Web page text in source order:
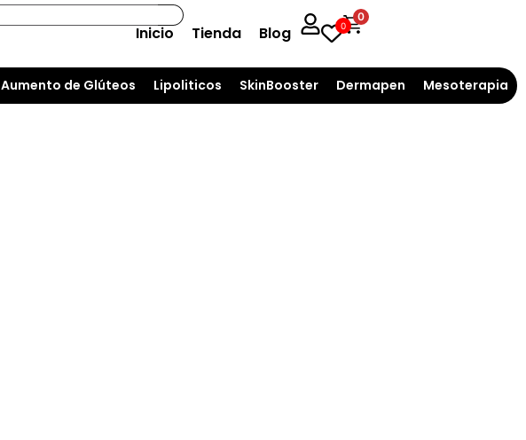
Inicio Tienda Blog 0
0
Aumento de Glúteos Lipoliticos SkinBooster Dermapen Mesoterapia